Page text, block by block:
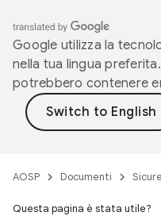
Google utilizza la
nella tua lingua
potrebbero contenere
AOSP Documenti
Questa pagina è stata utile?